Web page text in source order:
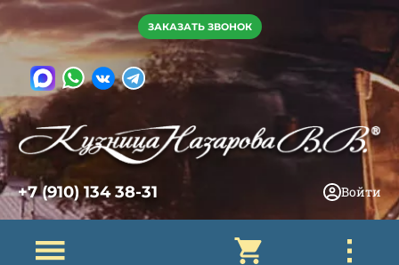
ЗАКАЗАТЬ ЗВОНОК
+7 (910) 134 38-31 Войти